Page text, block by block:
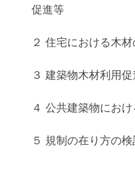
促進等
２ 住宅における木
３ 建築物木材利用
４ 公共建築物にお
５ 規制の在り方の